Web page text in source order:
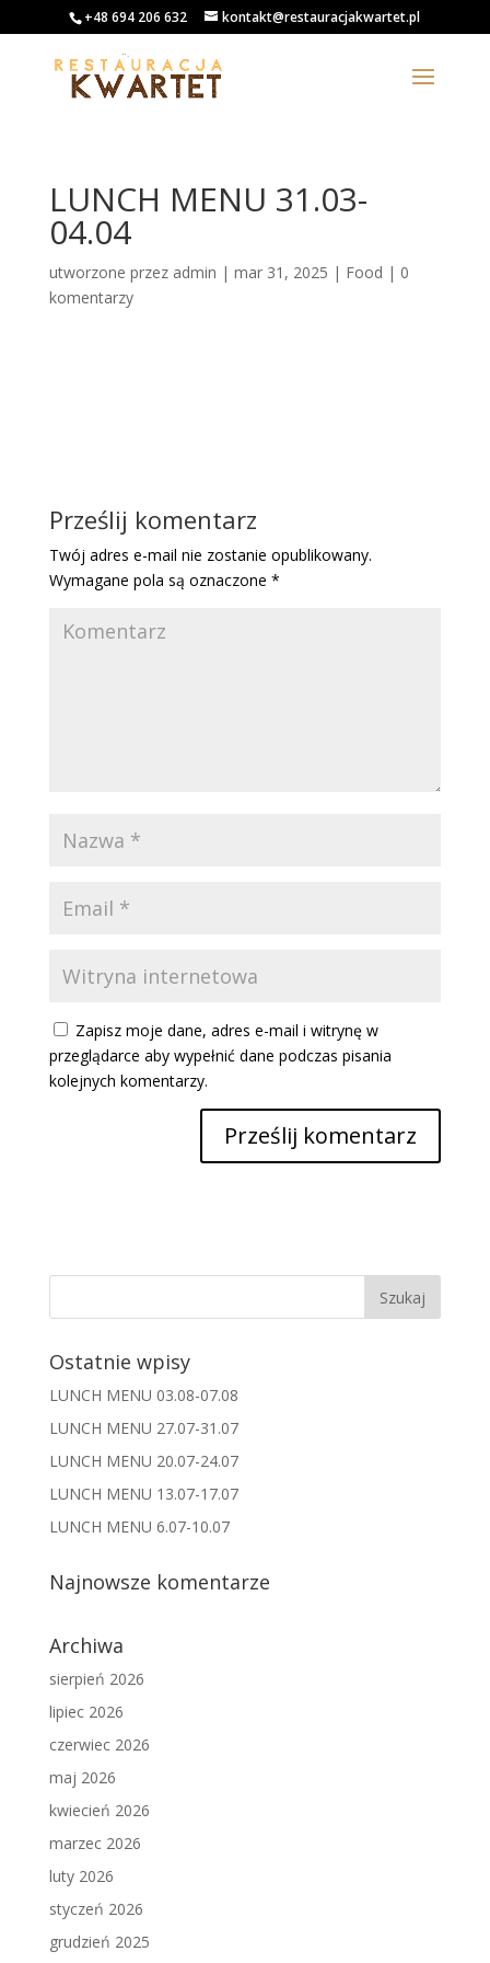
+48 694 206 632 kontakt@restauracjakwartet.pl
LUNCH MENU 31.03-
04.04
utworzone przez admin | mar 31, 2025 | Food | 0
komentarzy
Prześlij komentarz
Twój adres e-mail nie zostanie opublikowany.
Wymagane pola są oznaczone *
Zapisz moje dane, adres e-mail i witrynę w
przeglądarce aby wypełnić dane podczas pisania
kolejnych komentarzy.
Ostatnie wpisy
LUNCH MENU 03.08-07.08
LUNCH MENU 27.07-31.07
LUNCH MENU 20.07-24.07
LUNCH MENU 13.07-17.07
LUNCH MENU 6.07-10.07
Najnowsze komentarze
Archiwa
sierpień 2026
lipiec 2026
czerwiec 2026
maj 2026
kwiecień 2026
marzec 2026
luty 2026
styczeń 2026
grudzień 2025